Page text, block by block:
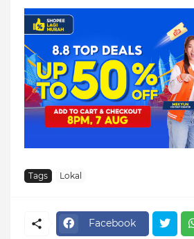
Tags Lokal
Facebook